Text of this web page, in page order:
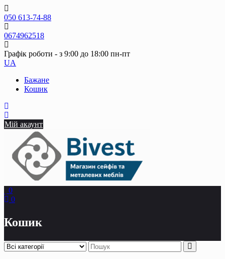
Skip
to
content
050 613-74-88
0674962518
Графік роботи - з 9:00 до 18:00 пн-пт
UA
Бажане
Кошик
Мій акаунт
0
0
Кошик